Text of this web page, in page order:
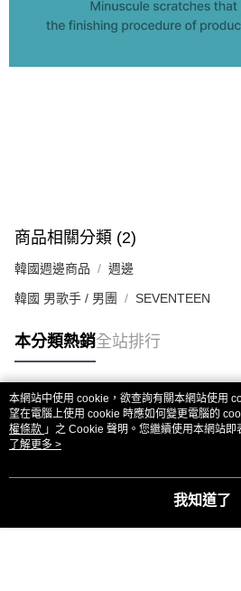
商品相關分類 (2)
韓國週邊商品 週邊
韓國 男歌手 / 男團 SEVENTEEN
本分類熱銷全站排行
熱門標籤
本網站中使用 cookie，欲查詢有關本網站使用
望在電腦上使用 cookie 時應如何變更電腦的
權條款 」之 Cookie 聲明。您繼續使用本網站
用條款之 Cookie 聲明使用 cookie。
了解更多 >
我知道了